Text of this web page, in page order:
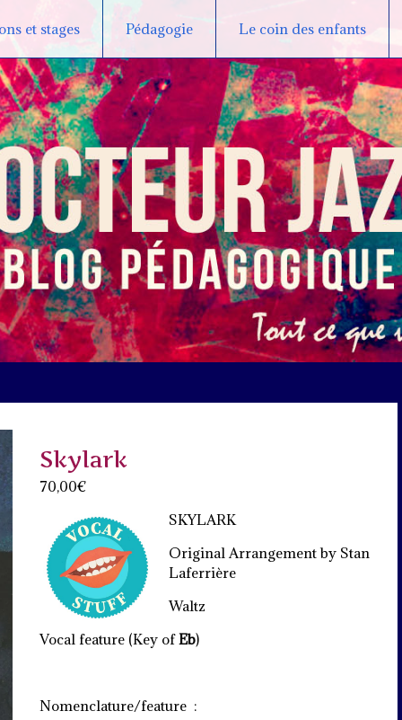
et stages Pédagogie Le coin des enfants
Skylark
70,00€
SKYLARK
Original Arrangement by Stan
Laferrière
Waltz
Vocal feature (Key ofEb)
Nomenclature/feature :